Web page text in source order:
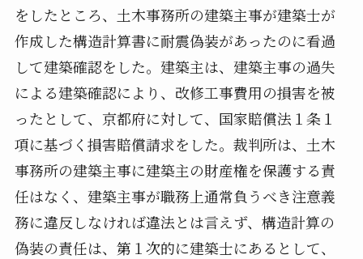
をしたところ、土木事務所の建築主事が建築士が
作成した構造計算書に耐震偽装があったのに看過
して建築確認をした。建築主は、建築主事の過失
による建築確認により、改修工事費用の損害を被
ったとして、京都府に対して、国家賠償法１条１
項に基づく損害賠償請求をした。裁判所は、土木
事務所の建築主事に建築主の財産権を保護する責
任はなく、建築主事が職務上通常負うべき注意義
務に違反しなければ違法とは言えず、構造計算の
偽装の責任は、第１次的に建築士にあるとして、